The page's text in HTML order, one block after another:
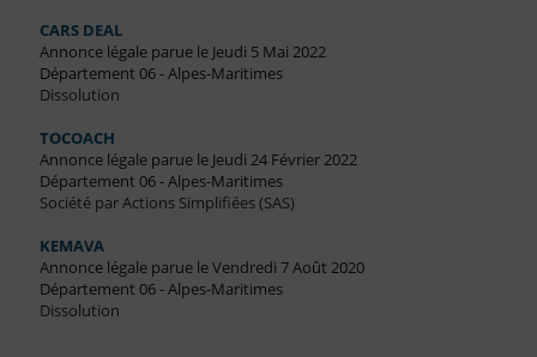
CARS DEAL
Annonce légale parue le Jeudi 5 Mai 2022
Département 06 - Alpes-Maritimes
Dissolution
TOCOACH
Annonce légale parue le Jeudi 24 Février 2022
Département 06 - Alpes-Maritimes
Société par Actions Simplifiées (SAS)
KEMAVA
Annonce légale parue le Vendredi 7 Août 2020
Département 06 - Alpes-Maritimes
Dissolution